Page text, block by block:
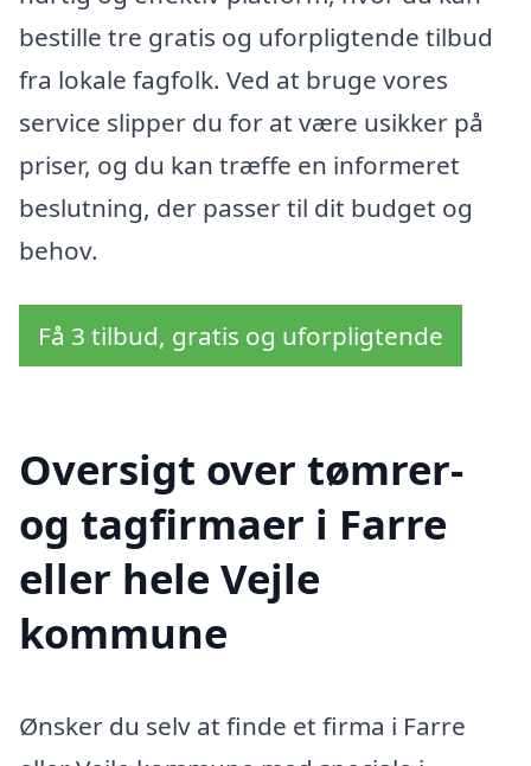
bestille tre gratis og uforpligtende tilbud
fra lokale fagfolk. Ved at bruge vores
service slipper du for at være usikker på
priser, og du kan træffe en informeret
beslutning, der passer til dit budget og
behov.
Få 3 tilbud, gratis og uforpligtende
Oversigt over tømrer-
og tagfirmaer i Farre
eller hele Vejle
kommune
Ønsker du selv at finde et firma i Farre